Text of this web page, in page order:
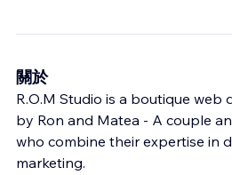
關於
R.O.M Studio is a boutique web
by Ron and Matea - A couple
who combine their expertise in
marketing.